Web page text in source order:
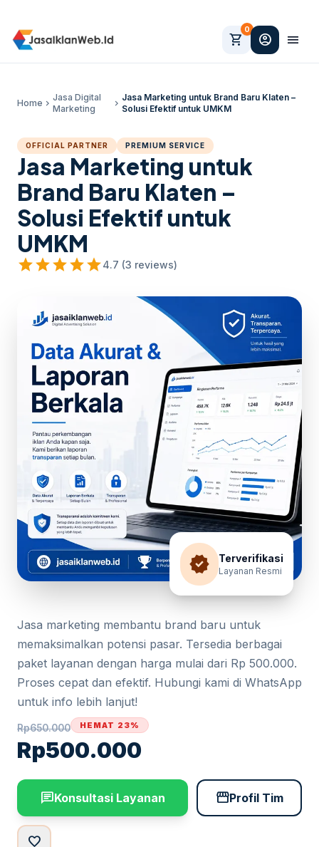
shopping_cart
0
account_circle menu
Home chevron_right
Jasa Digital
Marketing
chevron_right
Jasa Marketing untuk Brand Baru Klaten –
Solusi Efektif untuk UMKM
OFFICIAL PARTNER PREMIUM SERVICE
Jasa Marketing untuk
Brand Baru Klaten –
Solusi Efektif untuk
UMKM
starstarstarstarstar4.7 (3 reviews)
verified Terverifikasi
Layanan Resmi
Jasa marketing membantu brand baru untuk
memaksimalkan potensi pasar. Tersedia berbagai
paket layanan dengan harga mulai dari Rp 500.000.
Proses cepat dan efektif. Hubungi kami di WhatsApp
untuk info lebih lanjut!
Rp650.000
Rp500.000
HEMAT 23%
chatKonsultasi Layanan storefrontProfil Tim
favorite